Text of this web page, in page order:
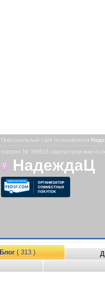
Персональный сайт пользователя
портрет № 368518 зарегистрирован
НадеждаЦ
Блог( 313 )